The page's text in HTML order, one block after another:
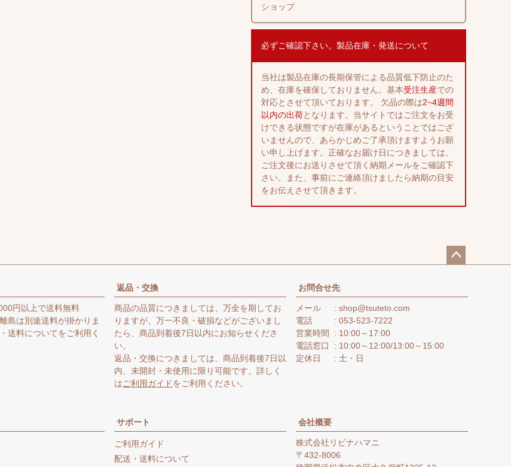
ショップ
必ずご確認下さい。製品在庫・発送について
当社は製品在庫の長期保管による品質低下防止のた
め、在庫を確保しておりません。基本受注生産での
対応とさせて頂いております。 欠品の際は2~4週間
以内の出荷となります。当サイトではご注文をお受
けできる状態ですが在庫があるということではござ
いませんので、あらかじめご了承頂けますようお願
い申し上げます。正確なお届け日につきましては、
ご注文後にお送りさせて頂く納期メールをご確認下
さい。また、事前にご連絡頂けましたら納期の目安
をお伝えさせて頂きます。
ップ
円以上で送料無料
島は別途送料が掛かりま
送料についてをご利用く
返品・交換
商品の品質につきましては、万全を期してお
りますが、万一不良・破損などがございまし
たら、商品到着後7日以内にお知らせくださ
い。
返品・交換につきましては、商品到着後7日以
内、未開封・未使用に限り可能です。詳しく
はご利用ガイドをご利用ください。
お問合せ先
メール
shop@tsuteto.com
電話
053-523-7222
営業時間
10:00～17:00
電話窓口
10:00～12:00/13:00～15:00
定休日
土・日
サポート
ご利用ガイド
配送・送料について
会社概要
株式会社リビナハマニ
432-8006